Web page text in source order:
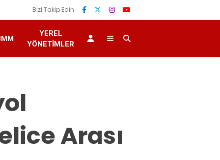
Bizi Takip Edin
YEREL
YÖNETIMLER
Arası